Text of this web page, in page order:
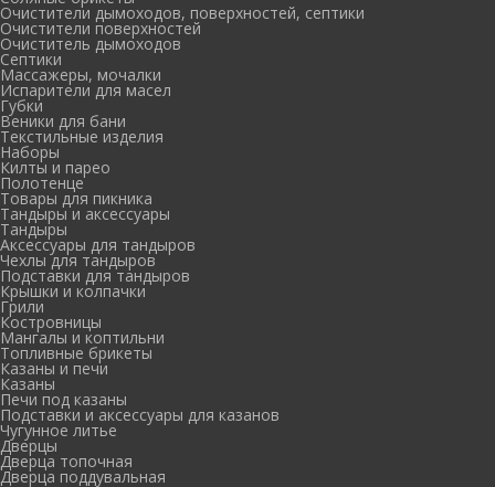
Очистители дымоходов, поверхностей, септики
Очистители поверхностей
Очиститель дымоходов
Септики
Массажеры, мочалки
Испарители для масел
Губки
Веники для бани
Текстильные изделия
Наборы
Килты и парео
Полотенце
Товары для пикника
Тандыры и аксессуары
Тандыры
Аксессуары для тандыров
Чехлы для тандыров
Подставки для тандыров
Крышки и колпачки
Грили
Костровницы
Мангалы и коптильни
Топливные брикеты
Казаны и печи
Казаны
Печи под казаны
Подставки и аксессуары для казанов
Чугунное литье
Дверцы
Дверца топочная
Дверца поддувальная